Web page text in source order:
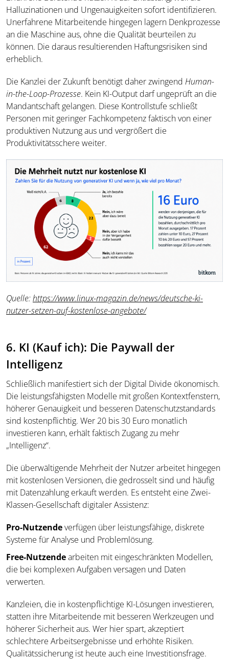
Halluzinationen und Ungenauigkeiten sofort identifizieren.
Unerfahrene Mitarbeitende hingegen lagern Denkprozesse
an die Maschine aus, ohne die Qualität beurteilen zu
können. Die daraus resultierenden Haftungsrisiken sind
erheblich.
Die Kanzlei der Zukunft benötigt daher zwingend Human-
in-the-Loop-Prozesse. Kein KI-Output darf ungeprüft an die
Mandantschaft gelangen. Diese Kontrollstufe schließt
Personen mit geringer Fachkompetenz faktisch von einer
produktiven Nutzung aus und vergrößert die
Produktivitätsschere weiter.
Quelle:https://www.linux-magazin.de/news/deutsche-ki-
nutzer-setzen-auf-kostenlose-angebote/
6. KI (Kauf ich): Die Paywall der
Intelligenz
Schließlich manifestiert sich der Digital Divide ökonomisch.
Die leistungsfähigsten Modelle mit großen Kontextfenstern,
höherer Genauigkeit und besseren Datenschutzstandards
sind kostenpflichtig. Wer 20 bis 30 Euro monatlich
investieren kann, erhält faktisch Zugang zu mehr
„Intelligenz“.
Die überwältigende Mehrheit der Nutzer arbeitet hingegen
mit kostenlosen Versionen, die gedrosselt sind und häufig
mit Datenzahlung erkauft werden. Es entsteht eine Zwei-
Klassen-Gesellschaft digitaler Assistenz:
Pro-Nutzendeverfügen über leistungsfähige, diskrete
Systeme für Analyse und Problemlösung.
Free-Nutzendearbeiten mit eingeschränkten Modellen,
die bei komplexen Aufgaben versagen und Daten
verwerten.
Kanzleien, die in kostenpflichtige KI-Lösungen investieren,
statten ihre Mitarbeitende mit besseren Werkzeugen und
höherer Sicherheit aus. Wer hier spart, akzeptiert
schlechtere Arbeitsergebnisse und erhöhte Risiken.
Qualitätssicherung ist heute auch eine Investitionsfrage.